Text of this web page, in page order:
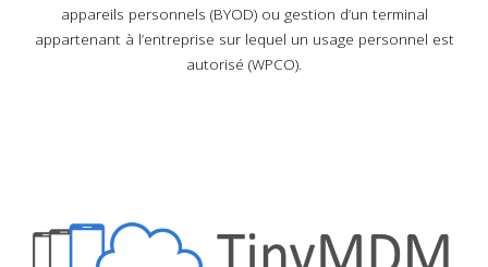
appareils personnels (BYOD) ou gestion d’un terminal
appartenant à l’entreprise sur lequel un usage personnel est
autorisé (WPCO).